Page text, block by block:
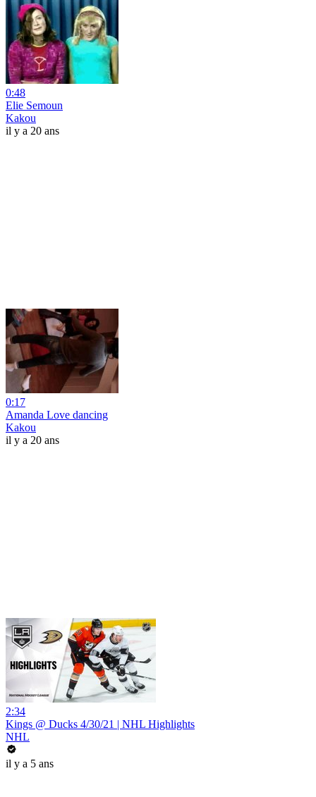
0:48
Elie Semoun
Kakou
il y a 20 ans
0:17
Amanda Love dancing
Kakou
il y a 20 ans
2:34
Kings @ Ducks 4/30/21 | NHL Highlights
NHL
il y a 5 ans